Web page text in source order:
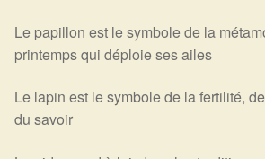
Le papillon est le symbole de la
printemps qui déploie ses ailes
Le lapin est le symbole de la fertilité,
du savoir